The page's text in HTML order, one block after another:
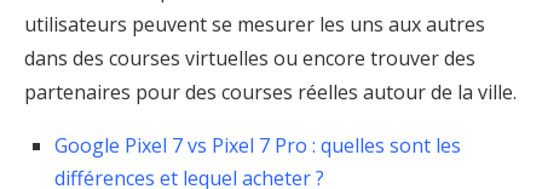
utilisateurs peuvent se mesurer les uns aux autres
dans des courses virtuelles ou encore trouver des
partenaires pour des courses réelles autour de la ville.
Google Pixel 7 vs Pixel 7 Pro : quelles sont les
différences et lequel acheter ?